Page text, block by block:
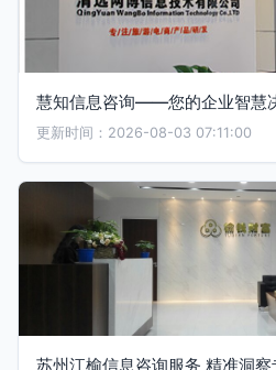
慧知信息咨询——您的企业智慧
更新时间：2026-08-03 07:11:00
苏州江榆信息咨询服务 精准洞